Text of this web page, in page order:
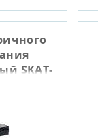
SKAT-